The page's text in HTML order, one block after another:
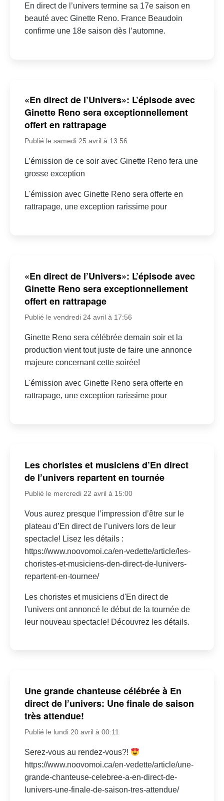
En direct de l’univers termine sa 17e saison en
beauté avec Ginette Reno. France Beaudoin
confirme une 18e saison dès l’automne.
«En direct de l’Univers»: L’épisode avec
Ginette Reno sera exceptionnellement
offert en rattrapage
Publié le samedi 25 avril à 13:56
L’émission de ce soir avec Ginette Reno fera une
grosse exception
L'émission avec Ginette Reno sera offerte en
rattrapage, une exception rarissime pour
«En direct de l’Univers»: L’épisode avec
Ginette Reno sera exceptionnellement
offert en rattrapage
Publié le vendredi 24 avril à 17:56
Ginette Reno sera célébrée demain soir et la
production vient tout juste de faire une annonce
majeure concernant cette soirée!
L'émission avec Ginette Reno sera offerte en
rattrapage, une exception rarissime pour
Les choristes et musiciens d’En direct
de l’univers repartent en tournée
Publié le mercredi 22 avril à 15:00
Vous aurez presque l’impression d’être sur le
plateau d’En direct de l’univers lors de leur
spectacle! Lisez les détails :
https://www.noovomoi.ca/en-vedette/article/les-
choristes-et-musiciens-den-direct-de-lunivers-
repartent-en-tournee/
Les choristes et musiciens d'En direct de
l'univers ont annoncé le début de la tournée de
leur nouveau spectacle! Découvrez les détails.
Une grande chanteuse célébrée à En
direct de l’univers: Une finale de saison
très attendue!
Publié le lundi 20 avril à 00:11
Serez-vous au rendez-vous?!
https://www.noovomoi.ca/en-vedette/article/une-
grande-chanteuse-celebree-a-en-direct-de-
lunivers-une-finale-de-saison-tres-attendue/